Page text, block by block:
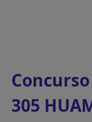
Concurso
305